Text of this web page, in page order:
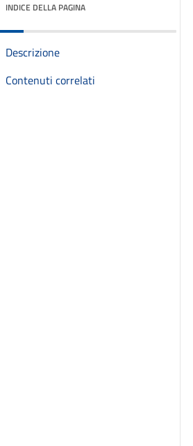
INDICE DELLA PAGINA
Descrizione
Contenuti correlati